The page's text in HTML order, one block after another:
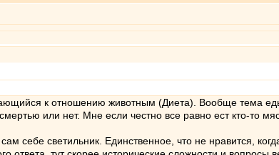
к отношению животным (Диета). Вообще тема
или нет. Мне если честно все равно ест кто-то
светильник. Единственное, что не нравится,